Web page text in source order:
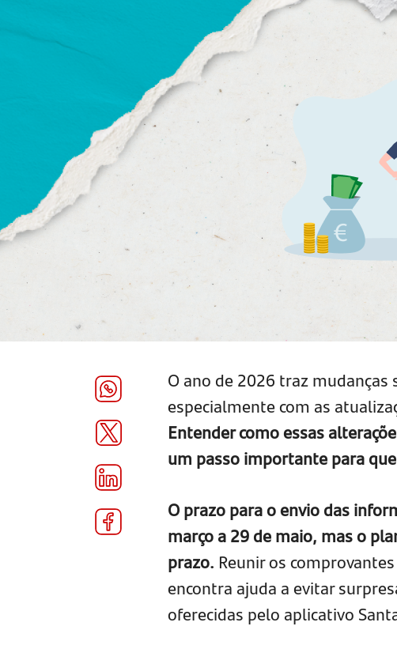
O ano de 2026 traz
especialmente com as
Entender como essas
um passo importante para
O prazo para o envio das
março a 29 de maio, mas o
prazo. Reunir os
encontra ajuda a evitar
oferecidas pelo aplicativo